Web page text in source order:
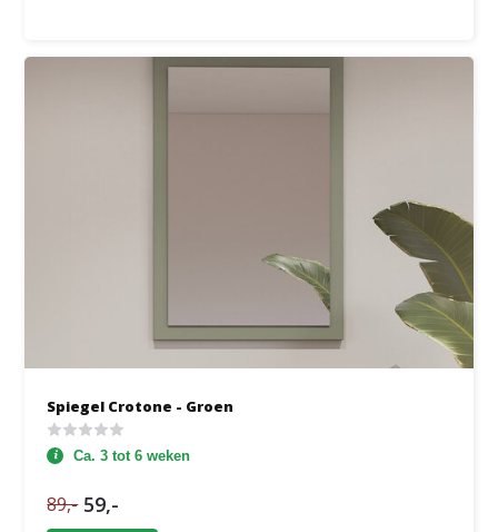
Spiegel Crotone - Groen
Ca. 3 tot 6 weken
89,- 59,-